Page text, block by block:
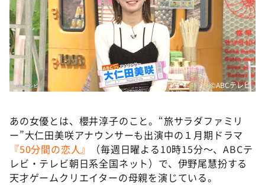
©ABCテレビ
あの女優とは、櫻井淳子のこと。“旅サラダファミリ
ー”大仁田美咲アナウンサーも出演中の１月期ドラマ
『50分間の恋人』
（毎週日曜よる10時15分～、ABCテ
レビ・テレビ朝日系全国ネット）で、伊野尾慧扮する
天才ゲームクリエイターの母親を演じている。